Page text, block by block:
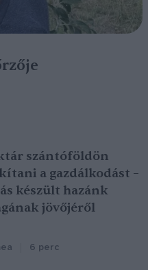
szántóföldön
a gazdálkodást –
készült hazánk
jövőjéről
6 perc